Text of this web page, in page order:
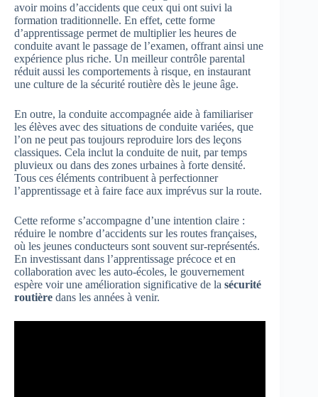
avoir moins d’accidents que ceux qui ont suivi la
formation traditionnelle. En effet, cette forme
d’apprentissage permet de multiplier les heures de
conduite avant le passage de l’examen, offrant ainsi une
expérience plus riche. Un meilleur contrôle parental
réduit aussi les comportements à risque, en instaurant
une culture de la sécurité routière dès le jeune âge.
En outre, la conduite accompagnée aide à familiariser
les élèves avec des situations de conduite variées, que
l’on ne peut pas toujours reproduire lors des leçons
classiques. Cela inclut la conduite de nuit, par temps
pluvieux ou dans des zones urbaines à forte densité.
Tous ces éléments contribuent à perfectionner
l’apprentissage et à faire face aux imprévus sur la route.
Cette reforme s’accompagne d’une intention claire :
réduire le nombre d’accidents sur les routes françaises,
où les jeunes conducteurs sont souvent sur-représentés.
En investissant dans l’apprentissage précoce et en
collaboration avec les auto-écoles, le gouvernement
espère voir une amélioration significative de la sécurité
routière dans les années à venir.